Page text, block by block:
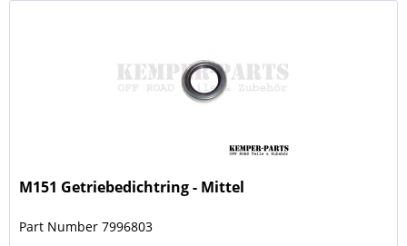
M151 Getriebedichtring - Mittel
Part Number 7996803